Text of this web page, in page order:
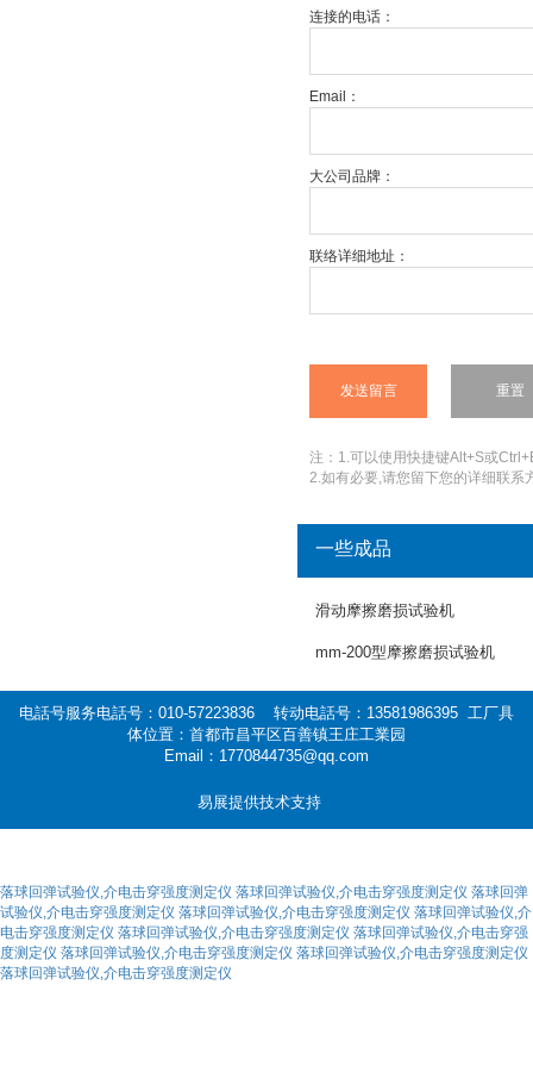
连接的电话：
Email：
大公司品牌：
联络详细地址：
注：1.可以使用快捷键Alt+S或
2.如有必要,请您留下您的详细联系
一些成品
滑动摩擦磨损试验机
mm-200型摩擦磨损试验机
电話号服务电話号：010-57223836 转动电話号：13581986395 工厂具
体位置：首都市昌平区百善镇王庄工業园
Email：1770844735@qq.com
易展提供技术支持
落球回弹试验仪,介电击穿强度测定仪 落球回弹试验仪,介电击穿强度测定仪 落球回弹
试验仪,介电击穿强度测定仪 落球回弹试验仪,介电击穿强度测定仪 落球回弹试验仪,介
电击穿强度测定仪 落球回弹试验仪,介电击穿强度测定仪 落球回弹试验仪,介电击穿强
度测定仪 落球回弹试验仪,介电击穿强度测定仪 落球回弹试验仪,介电击穿强度测定仪
落球回弹试验仪,介电击穿强度测定仪